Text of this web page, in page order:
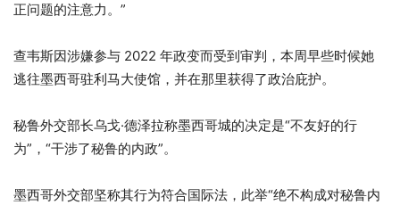
正问题的注意力。”
查韦斯因涉嫌参与 2022 年政变而受到审判，本周早些时候她
逃往墨西哥驻利马大使馆，并在那里获得了政治庇护。
秘鲁外交部长乌戈·德泽拉称墨西哥城的决定是“不友好的行
为”，“干涉了秘鲁的内政”。
墨西哥外交部坚称其行为符合国际法，此举“绝不构成对秘鲁内